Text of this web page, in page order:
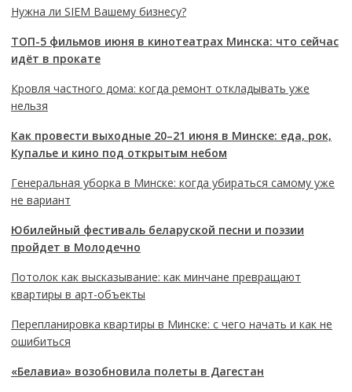
Нужна ли SIEM Вашему бизнесу?
ТОП-5 фильмов июня в кинотеатрах Минска: что сейчас
идёт в прокате
Кровля частного дома: когда ремонт откладывать уже
нельзя
Как провести выходные 20–21 июня в Минске: еда, рок,
Купалье и кино под открытым небом
Генеральная уборка в Минске: когда убираться самому уже
не вариант
Юбилейный фестиваль беларуской песни и поэзии
пройдет в Молодечно
Потолок как высказывание: как минчане превращают
квартиры в арт-объекты
Перепланировка квартиры в Минске: с чего начать и как не
ошибиться
«Белавиа» возобновила полеты в Дагестан